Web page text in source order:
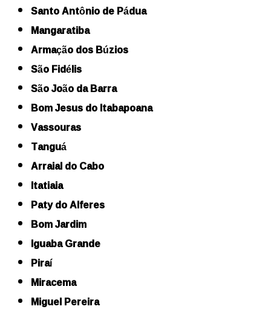
Santo Antônio de Pádua
Mangaratiba
Armação dos Búzios
São Fidélis
São João da Barra
Bom Jesus do Itabapoana
Vassouras
Tanguá
Arraial do Cabo
Itatiaia
Paty do Alferes
Bom Jardim
Iguaba Grande
Piraí
Miracema
Miguel Pereira